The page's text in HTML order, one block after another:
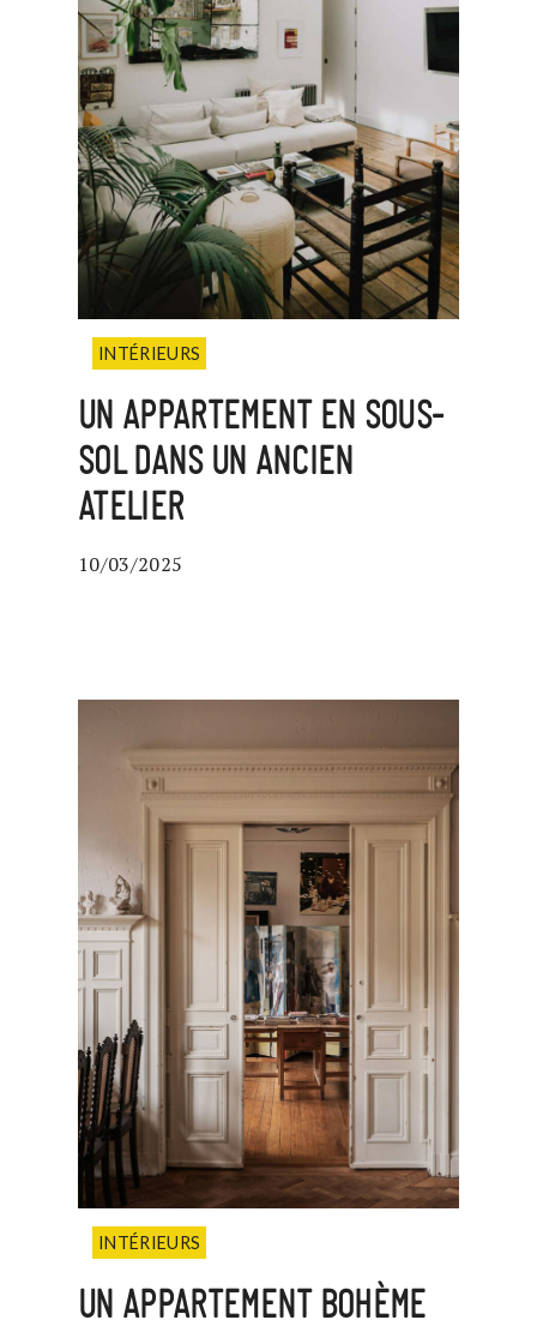
INTÉRIEURS
UN APPARTEMENT EN SOUS-
SOL DANS UN ANCIEN
ATELIER
10/03/2025
INTÉRIEURS
UN APPARTEMENT BOHÈME